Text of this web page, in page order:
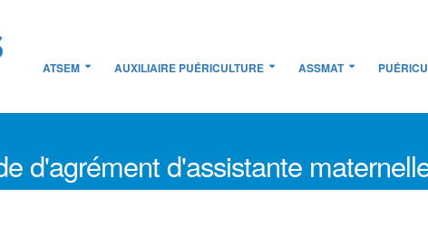
ATSEM AUXILIAIRE PUÉRICULTURE ASSMAT
d'agrément d'assistante